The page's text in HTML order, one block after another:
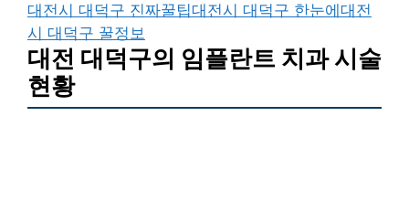
대전시 대덕구 진짜꿀팁대전시 대덕구 한눈에대전
시 대덕구 꿀정보
대전 대덕구의 임플란트 치과 시술
현황